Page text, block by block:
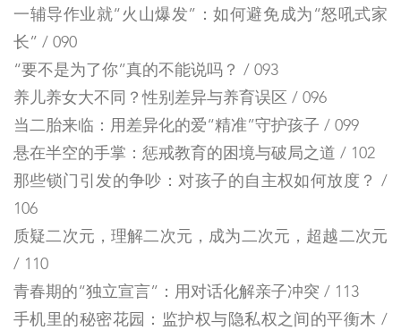
一辅导作业就“火山爆发”：如何避免成为“怒吼式家
长” / 090
“要不是为了你”真的不能说吗？ / 093
养儿养女大不同？性别差异与养育误区 / 096
当二胎来临：用差异化的爱“精准”守护孩子 / 099
悬在半空的手掌：惩戒教育的困境与破局之道 / 102
那些锁门引发的争吵：对孩子的自主权如何放度？ /
106
质疑二次元，理解二次元，成为二次元，超越二次元
/ 110
青春期的“独立宣言”：用对话化解亲子冲突 / 113
手机里的秘密花园：监护权与隐私权之间的平衡木 /